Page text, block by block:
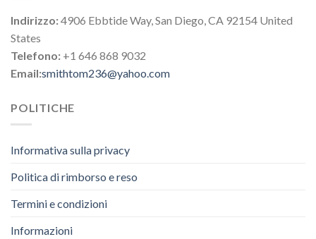
Indirizzo:4906 Ebbtide Way, San Diego, CA 92154 United
States
Telefono: +1 646 868 9032
Email:smithtom236@yahoo.com
POLITICHE
Informativa sulla privacy
Politica di rimborso e reso
Termini e condizioni
Informazioni